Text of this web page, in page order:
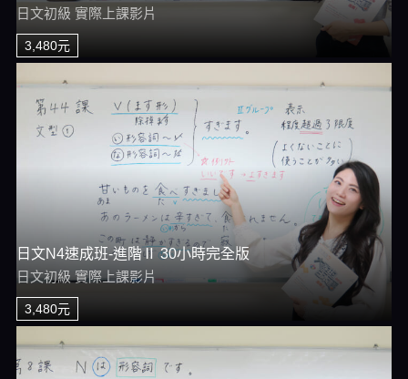
日文初級 實際上課影片
3,480元
日文N4速成班-進階Ⅱ 30小時完全版
日文初級 實際上課影片
3,480元